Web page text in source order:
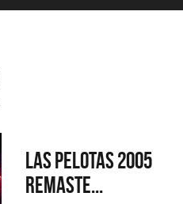
Las Pelotas 2005
Remaste...